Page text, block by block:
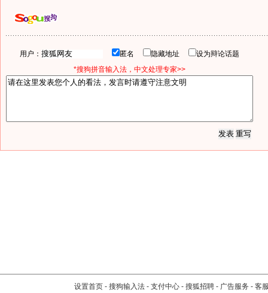
用户： 匿名 隐藏地址
设为辩论话题
*搜狗拼音输入法，中文处理专家>>
设置首页 - 搜狗输入法 - 支付中心 - 搜狐招聘 - 广告服务 - 客